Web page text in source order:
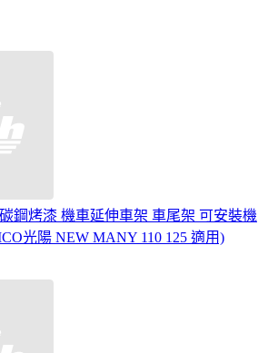
鋼烤漆 機車延伸車架 車尾架 可安裝機
光陽 NEW MANY 110 125 適用)